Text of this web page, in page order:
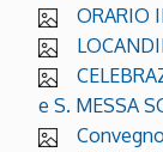
ORARIO
e S. MESSA